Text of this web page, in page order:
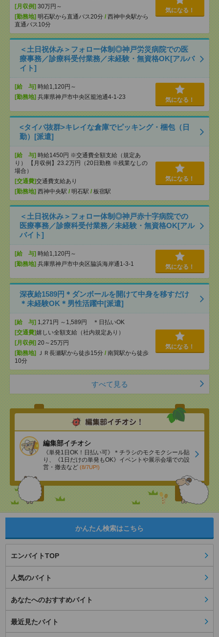
[月収例] 30万円～
[勤務地] 明石駅から直通バス20分 / 西神中央駅から
直通バス10分
気になる！
＜土日祝休み＞フォロー体制◎神戸労災病院での医
療事務／診療科受付業務／未経験・無資格OK[アルバ
イト]
[給 与] 時給1,120円～
[勤務地] 兵庫県神戸市中央区籠池通4-1-23 気になる！
<タイパ抜群>キレイな倉庫でピッキング・梱包（日
勤）[派遣]
[給 与] 時給1450円 ※交通費全額支給（規定あ
り） 【月収例】23.2万円（20日勤務 ※残業なしの
場合）
[交通費]交通費支給あり
[勤務地] 西神中央駅 / 明石駅 / 板宿駅
気になる！
＜土日祝休み＞フォロー体制◎神戸赤十字病院での
医療事務／診療科受付業務／未経験・無資格OK[アル
バイト]
[給 与] 時給1,120円～
[勤務地] 兵庫県神戸市中央区脇浜海岸通1-3-1 気になる！
深夜給1589円＊ダンボールを開けて中身を移すだけ
＊未経験OK＊男性活躍中[派遣]
[給 与] 1,271円 ～1,589円 ＊日払いOK
[交通費]嬉しい全額支給（社内規定あり）
[月収例] 20～25万円
[勤務地]
ＪＲ長瀬駅から徒歩15分 / 南巽駅から徒歩
10分
気になる！
すべて見る
編集部イチオシ
《単発1日OK！日払い可》＊チラシのモクモクシール貼
り、《1日だけの単発もOK》イベントや展示会場での設
営・撤去など (8/7UP!)
かんたん検索はこちら
エンバイトTOP
人気のバイト
あなたへのおすすめバイト
最近見たバイト